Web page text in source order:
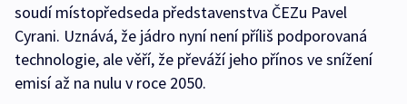
soudí místopředseda představenstva ČEZu Pavel
Cyrani. Uznává, že jádro nyní není příliš podporovaná
technologie, ale věří, že převáží jeho přínos ve snížení
emisí až na nulu v roce 2050.